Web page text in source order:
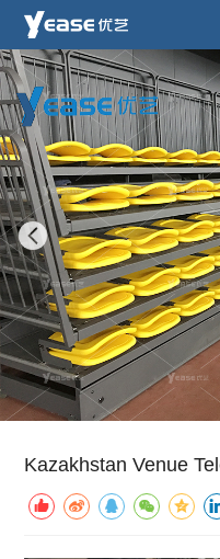
Kazakhstan Venue